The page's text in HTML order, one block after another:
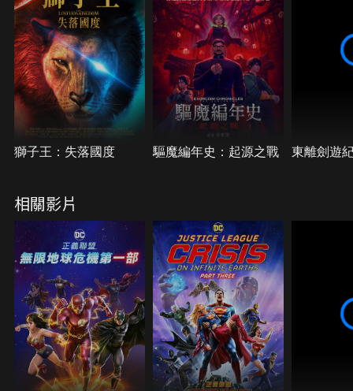
能否守護地球逃過一劫？
獅子王：失落國度 驅魔編年史：起源之戰 東離劍遊
相關影片